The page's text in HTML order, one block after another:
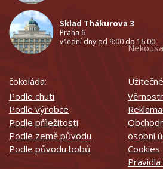
Sklad Thákurova 3
Praha 6
všední dny od 9:00 do 16:00
čokoláda:
Podle chuti
Podle výrobce
Podle příležitosti
Podle země původu
Podle původu bobů
osobní
Cookies